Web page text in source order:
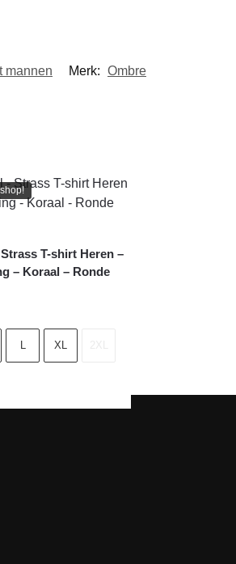
mannen Merk: Ombre
T-shirt Heren –
– Koraal – Ronde
L XL